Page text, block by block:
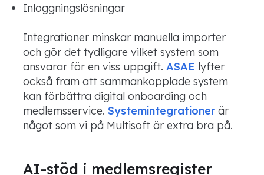
Inloggningslösningar
Integrationer minskar manuella importer
och gör det tydligare vilket system som
ansvarar för en viss uppgift.ASAE lyfter
också fram att sammankopplade system
kan förbättra digital onboarding och
medlemsservice.Systemintegrationer är
något som vi på Multisoft är extra bra på.
AI-stöd i medlemsregister